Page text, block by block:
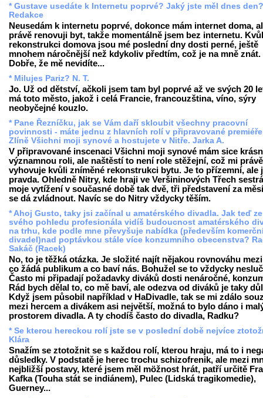
* Gustave usedáte k Internetu poprvé? Jaký jste měl dnes den?
Redakce
Neusedám k internetu poprvé, dokonce mám internet doma,
právě renovuji byt, takže momentálně jsem bez internetu.
rekonstrukci domova jsou mé poslední dny dosti perné, ještě
mnohem náročnější než kdykoliv předtím, což je na mně znát.
Dobře, že mě nevidíte...
* Milujes Pariz? N. T.
Jo. Už od dětství, ačkoli jsem tam byl poprvé až ve svých 20
má toto město, jakož i celá Francie, francouzština, víno, sýry
neobyčejné kouzlo.
* Pane Řezníčku, jak se Vám daří skloubit všechny pracovní
povinnosti - máte jednu z hlavních rolí v připravované
Zlíně Všichni moji synové a hostujete v Nitře. Jarka A.
V připravované inscenaci Všichni moji synové mám sice
významnou roli, ale naštěstí to není role stěžejní, což mi právě
vyhovuje kvůli zníměné rekonstrukci bytu. Je to přízemní, ale
pravda. Ohledně Nitry, kde hraji ve Veršininových Třech
moje vytížení v současné době tak dvě, tři představení za
se dá zvládnout. Navíc se do Nitry vždycky těším.
* Ahoj Gusto, taky jsi začínal u amatérského divadla. Jak teď ze
svého pohledu profesionála vidíš budoucnost amatérského
na trhu, kde podle mne převyšuje nabídka (především
divadel)nad poptávkou stále více konzumního obecenstva?
Sakáč (Racek)
No, to je těžká otázka. Je složité najít nějakou rovnováhu
co žádá publikum a co baví nás. Bohužel se to vždycky
Často mi připadají požadavky diváků dosti nenáročné,
Rád bych dělal to, co mě baví, ale odezva od diváků je taky
Když jsem působil například v HaDivadle, tak se mi zdálo
mezi hercem a divákem asi největší, možná to bylo dáno i
prostorem divadla. A ty chodíš často do divadla, Radku?
* Se kterou hereckou rolí jste se v poslední době nejvíce
Klára
Snažím se ztotožnit se s každou rolí, kterou hraju, má to i
důsledky. V podstatě je herec trochu schizofrenik, ale mezi
nejbližší postavy, které jsem měl möžnost hrát, patří určitě
Kafka (Touha stát se indiánem), Pulec (Lidská tragikomedie),
Guerney...